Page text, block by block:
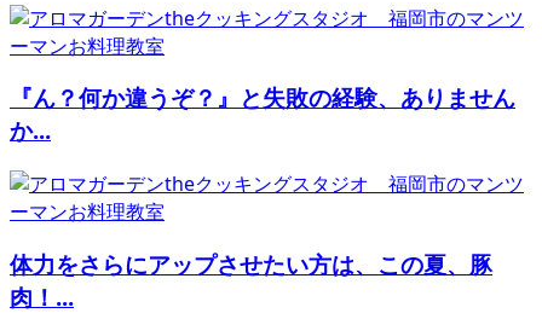
『ん？何か違うぞ？』と失敗の経験、ありません
か...
体力をさらにアップさせたい方は、この夏、豚
肉！...